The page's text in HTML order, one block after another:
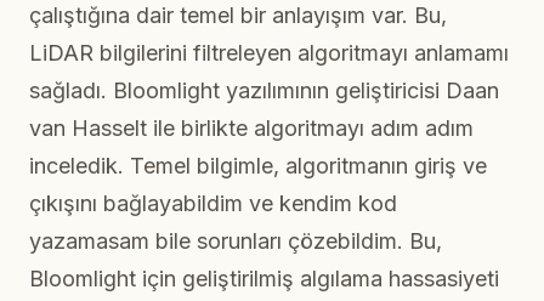
çalıştığına dair temel bir anlayışım var. Bu,
LiDAR bilgilerini filtreleyen algoritmayı anlamamı
sağladı. Bloomlight yazılımının geliştiricisi Daan
van Hasselt ile birlikte algoritmayı adım adım
inceledik. Temel bilgimle, algoritmanın giriş ve
çıkışını bağlayabildim ve kendim kod
yazamasam bile sorunları çözebildim. Bu,
Bloomlight için geliştirilmiş algılama hassasiyeti